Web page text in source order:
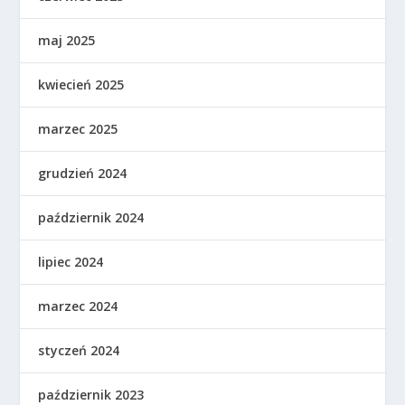
maj 2025
kwiecień 2025
marzec 2025
grudzień 2024
październik 2024
lipiec 2024
marzec 2024
styczeń 2024
październik 2023